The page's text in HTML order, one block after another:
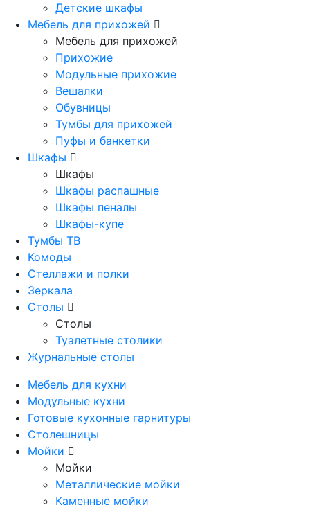
Детские шкафы
Мебель для прихожей
Мебель для прихожей
Прихожие
Модульные прихожие
Вешалки
Обувницы
Тумбы для прихожей
Пуфы и банкетки
Шкафы
Шкафы
Шкафы распашные
Шкафы пеналы
Шкафы-купе
Тумбы ТВ
Комоды
Стеллажи и полки
Зеркала
Столы
Столы
Туалетные столики
Журнальные столы
Мебель для кухни
Модульные кухни
Готовые кухонные гарнитуры
Столешницы
Мойки
Мойки
Металлические мойки
Каменные мойки